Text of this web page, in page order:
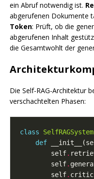
ein Abruf notwendig ist.
abgerufenen Dokumente
Token: Prüft, ob die
abgerufenen Inhalt
die Gesamtwohlt der
Die Self-RAG-Architektur
verschachtelten Phasen:
class SelfRAGSystem
def
        self
.
        self
.
        self
. critic